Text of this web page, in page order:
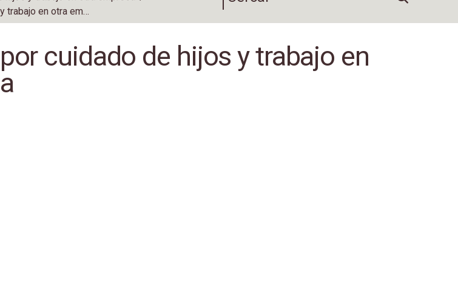
Excedencia por cuidado de hijos y trabajo en otra empresa
cuidado de hijos y trabajo en